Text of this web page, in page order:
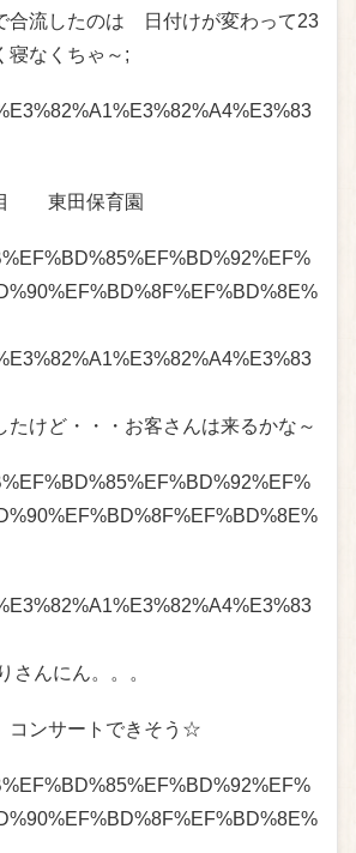
合流したのは 日付けが変わって23
寝なくちゃ～;
目 東田保育園
けど・・・お客さんは来るかな～
さんにん。。。
ンサートできそう☆